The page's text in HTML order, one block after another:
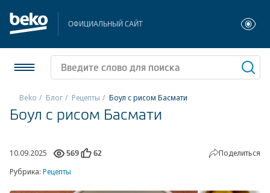
ОФИЦИАЛЬНЫЙ САЙТ
Холодильники и морозильники
Стиральные и сушильные машины
Посудомоечные машины
Beko Блог Рецепты Боул с рисом Басмати
Боул с рисом Басмати
10.09.2025 569 62
Поделиться
Рубрика: Рецепты